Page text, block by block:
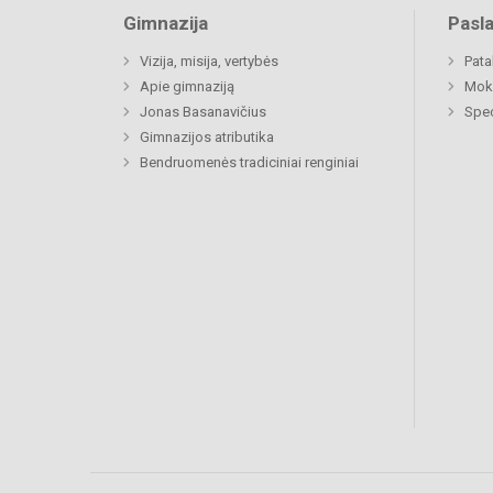
Gimnazija
Vizija, misija, vertybės
Apie gimnaziją
Jonas Basanavičius
Gimnazijos atributika
Bendruomenės tradiciniai renginiai